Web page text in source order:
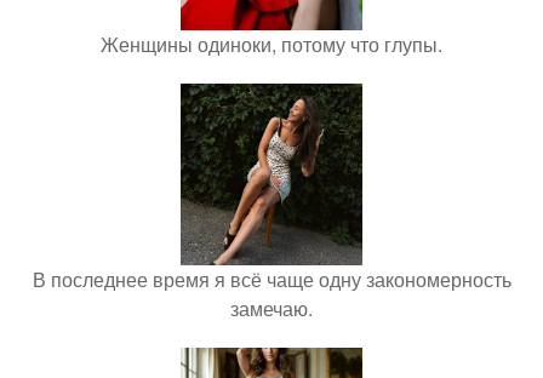
Женщины одиноки, потому что глупы.
В последнее время я всё чаще одну закономерность
замечаю.